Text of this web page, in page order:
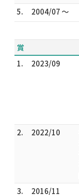
5.
2004/07 ～
賞
1.
2023/09
2.
2022/10
3. 2016/11